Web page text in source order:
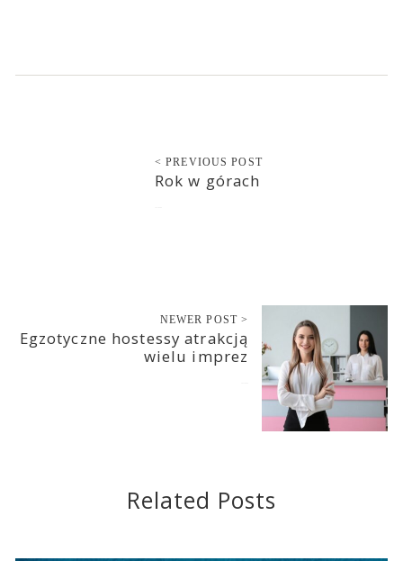
< PREVIOUS POST
Rok w górach
NEWER POST >
Egzotyczne hostessy atrakcją
wielu imprez
Related Posts